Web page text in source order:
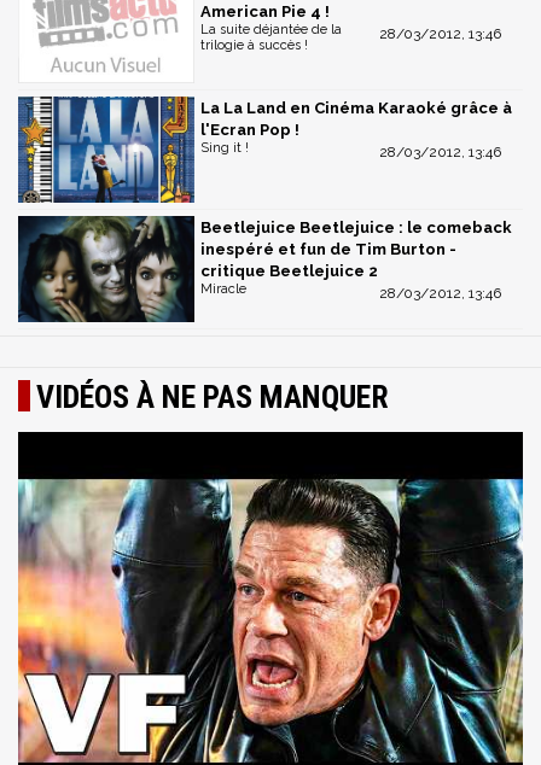
American Pie 4 !
28/03/2012, 13:46
La suite déjantée de la
trilogie à succès !
La La Land en Cinéma Karaoké grâce à
l'Ecran Pop !
28/03/2012, 13:46
Sing it !
Beetlejuice Beetlejuice : le comeback
inespéré et fun de Tim Burton -
critique Beetlejuice 2
28/03/2012, 13:46
Miracle
VIDÉOS À NE PAS MANQUER